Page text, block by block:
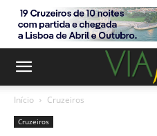
Início Cruzeiros
Cruzeiros